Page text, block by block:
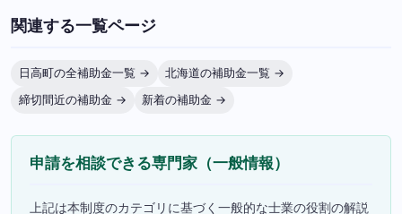
関連する一覧ページ
日高町の全補助金一覧 →
北海道の補助金一覧 →
締切間近の補助金 →
新着の補助金 →
申請を相談できる専門家（一般情報）
上記は本制度のカテゴリに基づく一般的な士業の役割の解説